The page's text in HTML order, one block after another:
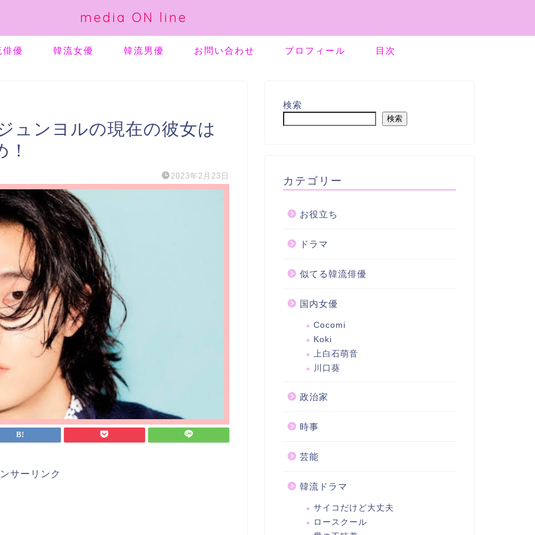
media ON line
優 韓流女優 韓流男優 お問い合わせ プロフィール 目次
ュンヨルの現在の彼女は
2023年2月23日
サーリンク
検索
検索
カテゴリー
お役立ち
ドラマ
似てる韓流俳優
国内女優
Cocomi
Koki
上白石萌音
川口葵
政治家
時事
芸能
韓流ドラマ
サイコだけど大丈夫
ロースクール